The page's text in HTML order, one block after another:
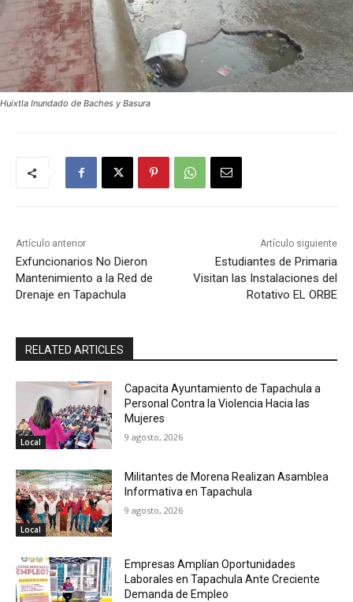
Huixtla Inundado de Baches y Basura
Artículo anterior
Exfuncionarios No Dieron
Mantenimiento a la Red de
Drenaje en Tapachula
Artículo siguiente
Estudiantes de Primaria
Visitan las Instalaciones del
Rotativo EL ORBE
RELATED ARTICLES
Local
Capacita Ayuntamiento de Tapachula a
Personal Contra la Violencia Hacia las
Mujeres
9 agosto, 2026
Local
Militantes de Morena Realizan Asamblea
Informativa en Tapachula
9 agosto, 2026
Empresas Amplían Oportunidades
Laborales en Tapachula Ante Creciente
Demanda de Empleo